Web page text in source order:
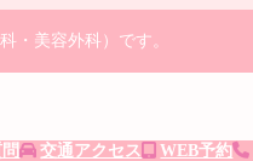
・美容外科）です。
問 交通アクセス WEB予約